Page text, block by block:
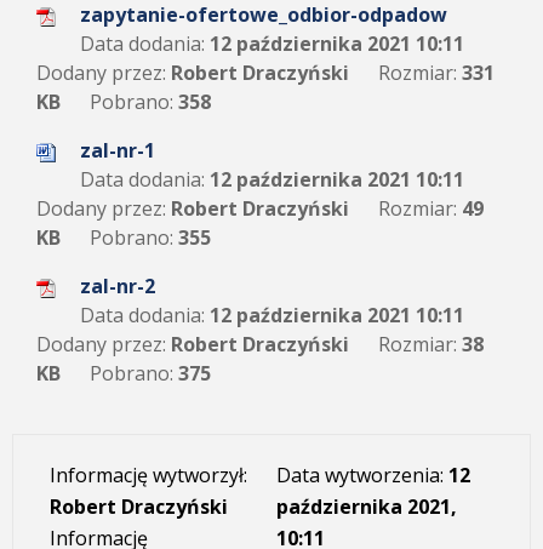
zapytanie-ofertowe_odbior-odpadow
Data dodania: 12 października 2021 10:11
Dodany przez: Robert Draczyński Rozmiar: 331
KB
Pobrano: 358
zal-nr-1
Data dodania: 12 października 2021 10:11
Dodany przez: Robert Draczyński Rozmiar: 49
KB
Pobrano: 355
zal-nr-2
Data dodania: 12 października 2021 10:11
Dodany przez: Robert Draczyński Rozmiar: 38
KB
Pobrano: 375
Informację wytworzył:
Robert Draczyński
Informację
Data wytworzenia: 12
października 2021,
10:11